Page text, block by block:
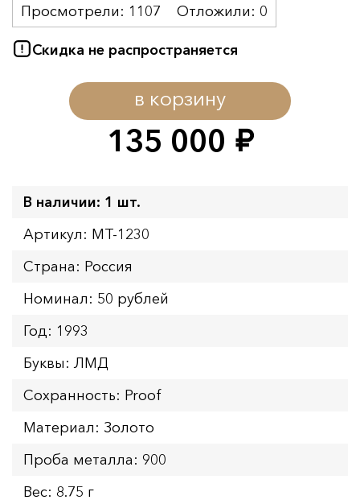
135 000 руб.
в корзину
Скидка не распространяется
Просмотрели: 1107 Отложили: 0
В наличии: 1 шт.
Артикул: MT-1230
Страна: Россия
Номинал: 50 рублей
Год: 1993
Буквы: ЛМД
Сохранность: Proof
Материал: Золото
Проба металла: 900
Вес: 8.75 г